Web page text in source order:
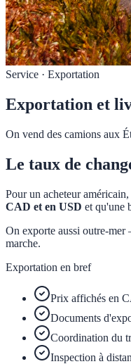
Service · Exportation
Exportation et
On vend des camions aux
Le taux de
Pour un acheteur
CAD et en USD et qu'une
On exporte aussi outre-
marche.
Exportation en bref
Prix affichés en
Documents
Coordination du
Inspection à